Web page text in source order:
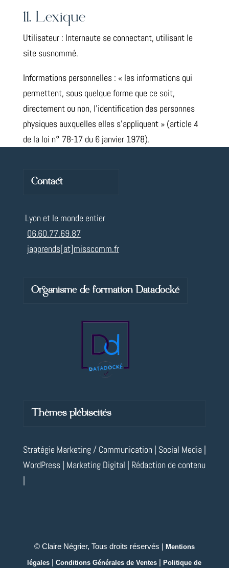
11. Lexique
Utilisateur : Internaute se connectant, utilisant le
site susnommé.
Informations personnelles : « les informations qui
permettent, sous quelque forme que ce soit,
directement ou non, l’identification des personnes
physiques auxquelles elles s’appliquent » (article 4
de la loi n° 78-17 du 6 janvier 1978).
Contact
Lyon et le monde entier
06.60.77.69.87
japprends[at]misscomm.fr
Organisme de formation Datadocké
Thèmes plébiscités
Stratégie Marketing / Communication | Social Media |
WordPress | Marketing Digital | Rédaction de contenu
|
© Claire Négrier, Tous droits réservés | Mentions
légales |Conditions Générales de Ventes |Politique de